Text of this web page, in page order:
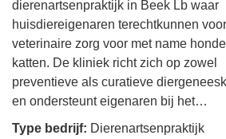
dierenartsenpraktijk in Beek Lb waar
huisdiereigenaren terechtkunnen voor
veterinaire zorg voor met name
katten. De kliniek richt zich op zowel
preventieve als curatieve
en ondersteunt eigenaren bij het…
Type bedrijf: Dierenartsenpraktijk